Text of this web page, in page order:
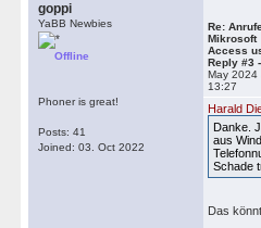
goppi
YaBB Newbies
Offline
Phoner is great!
Posts: 41
Joined: 03. Oct 2022
Re:
Mikrosoft
Access
Reply #3 -
May 2024
13:27
Harald
Danke.
aus
Schade
Das